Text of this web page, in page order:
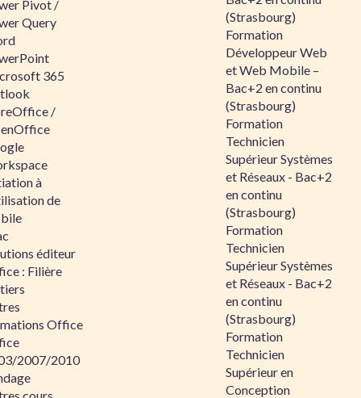
Pivot /
Query
365
/
à
de
éditeur
: Filière
Office
2007/2010
(Strasbourg)
Formation
Développeur Web
et Web Mobile –
Bac+2 en continu
(Strasbourg)
Formation
Technicien
Supérieur Systèmes
et Réseaux - Bac+2
en continu
(Strasbourg)
Formation
Technicien
Supérieur Systèmes
et Réseaux - Bac+2
en continu
(Strasbourg)
Formation
Technicien
Supérieur en
Conception